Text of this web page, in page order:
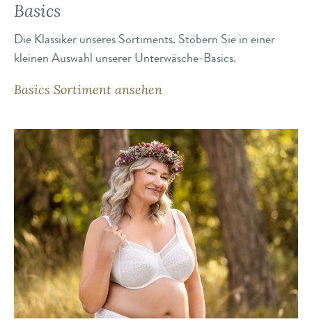
Basics
Die Klassiker unseres Sortiments. Stöbern Sie in einer
kleinen Auswahl unserer Unterwäsche-Basics.
Basics Sortiment ansehen